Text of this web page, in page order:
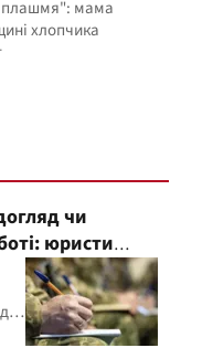
плашмя": мама
хлопчика
чи
юристи
і